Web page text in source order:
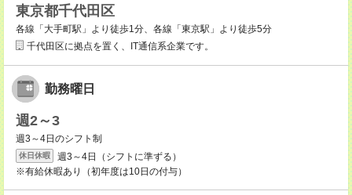
東京都千代田区
各線「大手町駅」より徒歩1分、各線「東京駅」より徒歩5分
千代田区に拠点を置く、IT通信系企業です。
勤務曜日
週2～3
週3～4日のシフト制
休日休暇
週3～4日（シフトに準ずる）
※有給休暇あり（初年度は10日の付与）